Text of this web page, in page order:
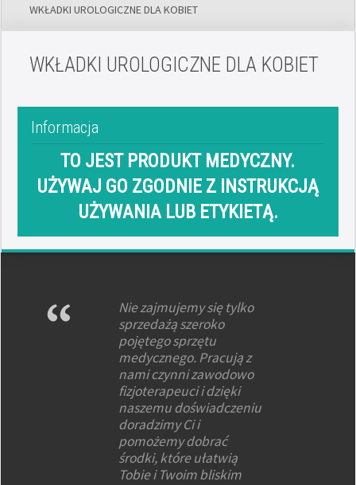
WKŁADKI UROLOGICZNE DLA KOBIET
WKŁADKI UROLOGICZNE DLA KOBIET
Informacja
TO JEST PRODUKT MEDYCZNY.
UŻYWAJ GO ZGODNIE Z INSTRUKCJĄ
UŻYWANIA LUB ETYKIETĄ.
Nie zajmujemy się tylko
sprzedażą szeroko
pojętego sprzętu
medycznego. Pracują z
nami czynni zawodowo
fizjoterapeuci i dzięki
naszemu doświadczeniu
doradzimy Ci i
pomożemy dobrać
środki, które ułatwią
Tobie i Twoim bliskim